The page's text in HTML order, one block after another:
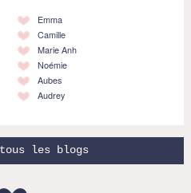
Emma
Camille
Marie Anh
Noémie
Aubes
Audrey
les blogs